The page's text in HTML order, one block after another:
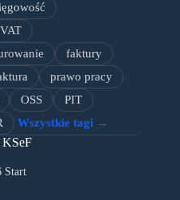
faktury
prawo pracy
OSS
PIT
Wszystkie tagi →
KSeF
Start